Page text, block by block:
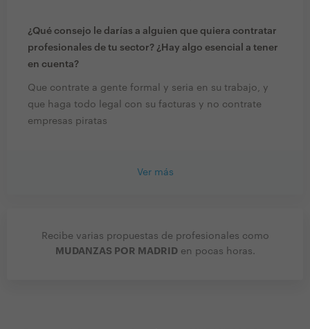
¿Qué consejo le darías a alguien que quiera contratar
profesionales de tu sector? ¿Hay algo esencial a tener
en cuenta?
Que contrate a gente formal y seria en su trabajo, y
que haga todo legal con su facturas y no contrate
empresas piratas
Ver más
Recibe varias propuestas de profesionales como
MUDANZAS POR MADRIDen pocas horas.